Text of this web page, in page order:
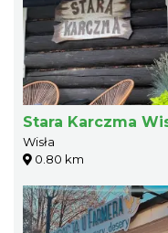
Stara Karczma
Wisła
0.80 km